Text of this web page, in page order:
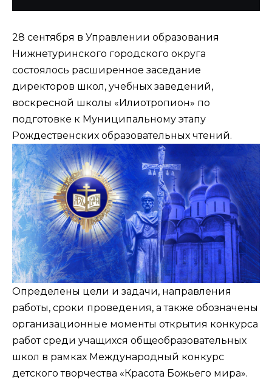
28 сентября в Управлении образования
Нижнетуринского городского округа
состоялось расширенное заседание
директоров школ, учебных заведений,
воскресной школы «Илиотропион» по
подготовке к Муниципальному этапу
Рождественских образовательных чтений.
Определены цели и задачи, направления
работы, сроки проведения, а также обозначены
организационные моменты открытия конкурса
работ среди учащихся общеобразовательных
школ в рамках Международный конкурс
детского творчества «Красота Божьего мира».